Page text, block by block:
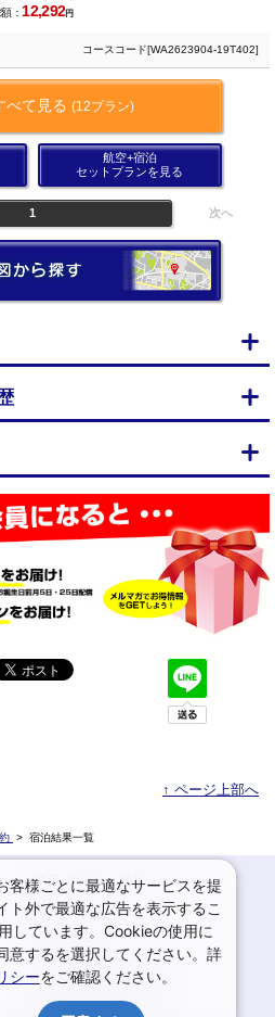
： 12,292円
コースコード[WA2623904-19T402]
べて見る (12プラン)
航空+宿泊
セットプランを見る
1 次へ
↑ ページ上部へ
> 宿泊結果一覧
プライバシーポリシー
規約集
サイトマップ
お申込みまでの手順
客様ごとに最適なサービスを提
ト外で最適な広告を表示するこ
しています。Cookieの使用に
意するを選択してください。詳
シーをご確認ください。